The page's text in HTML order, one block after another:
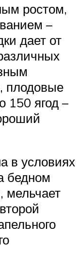
ростом,
–
дает от
плодовые
150 ягод –
в условиях
бедном
мельчает